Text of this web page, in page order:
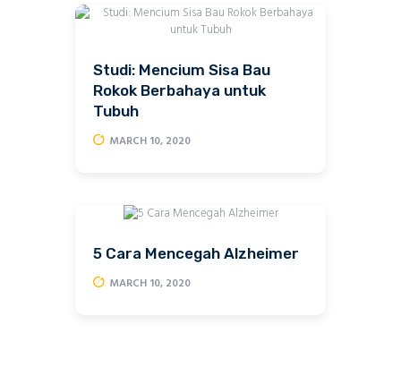
Studi: Mencium Sisa Bau
Rokok Berbahaya untuk
Tubuh
MARCH 10, 2020
5 Cara Mencegah Alzheimer
MARCH 10, 2020